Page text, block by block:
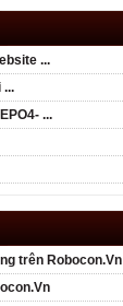
...
...
...
trên Robocon.Vn